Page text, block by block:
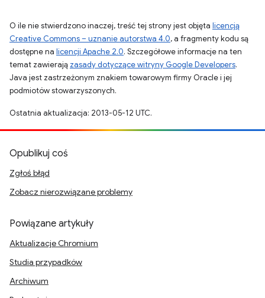
O ile nie stwierdzono inaczej, treść tej strony jest objęta licencją
Creative Commons – uznanie autorstwa 4.0, a fragmenty kodu są
dostępne na licencji Apache 2.0. Szczegółowe informacje na ten
temat zawierają zasady dotyczące witryny Google Developers.
Java jest zastrzeżonym znakiem towarowym firmy Oracle i jej
podmiotów stowarzyszonych.
Ostatnia aktualizacja: 2013-05-12 UTC.
Opublikuj coś
Zgłoś błąd
Zobacz nierozwiązane problemy
Powiązane artykuły
Aktualizacje Chromium
Studia przypadków
Archiwum